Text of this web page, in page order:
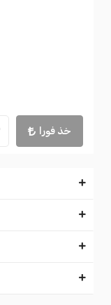
خذ فورا